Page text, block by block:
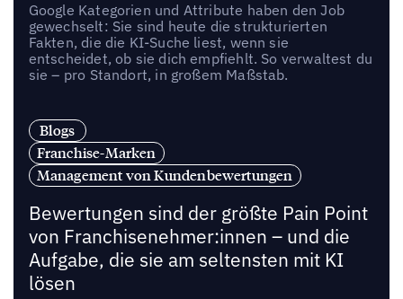
Google Kategorien und Attribute haben den Job
gewechselt: Sie sind heute die strukturierten
Fakten, die die KI-Suche liest, wenn sie
entscheidet, ob sie dich empfiehlt. So verwaltest du
sie – pro Standort, in großem Maßstab.
Blogs
Franchise-Marken
Management von Kundenbewertungen
Bewertungen sind der größte Pain Point
von Franchisenehmer:innen – und die
Aufgabe, die sie am seltensten mit KI
lösen